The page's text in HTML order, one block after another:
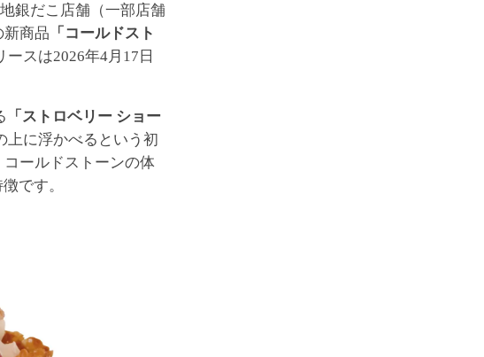
銀だこ店舗（一部店舗
新商品 「コールドスト
スは2026年4月17日
「ストロベリー ショー
上に浮かべるという初
ールドストーンの体
です。